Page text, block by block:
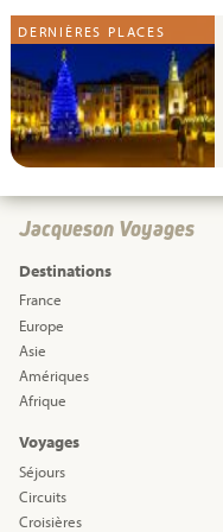
DERNIÈRES PLACES
Jacqueson Voyages
Destinations
France
Europe
Asie
Amériques
Afrique
Voyages
Séjours
Circuits
Croisières